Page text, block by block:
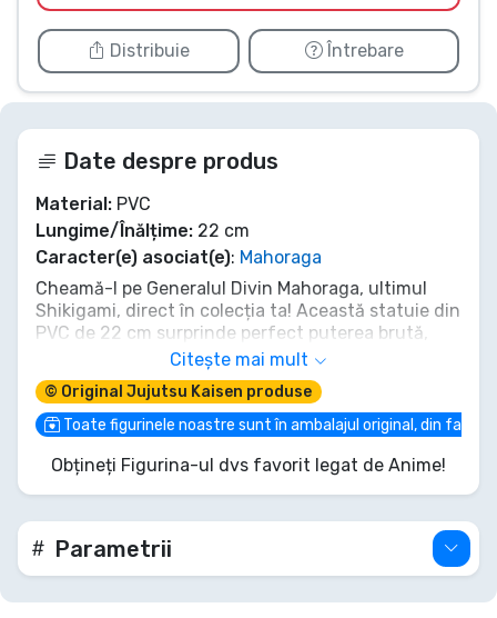
Distribuie Întrebare
Date despre produs
Material: PVC
Lungime/Înălțime: 22 cm
Caracter(e) asociat(e): Mahoraga
Cheamă-l pe Generalul Divin Mahoraga, ultimul
Shikigami, direct în colecția ta! Această statuie din
PVC de 22 cm surprinde perfect puterea brută,
imprevizibilă a Sabiei cu Opt Mânere Divergent Sila,
gata să se adapteze și să învingă orice inamic. Nu
rata șansa de a poseda forța inegalabilă a celei mai
terifiante entități din Shibuya. Adaugă-l pe
Mahoraga la colecția ta Jujutsu Kaisen înainte ca
soarta să dicteze altfel!
Citește mai mult
© Original Jujutsu Kaisen produse
Toate figurinele noastre sunt în ambalajul original, din fabrică
Obțineți Figurina-ul dvs favorit legat de Anime!
Parametrii